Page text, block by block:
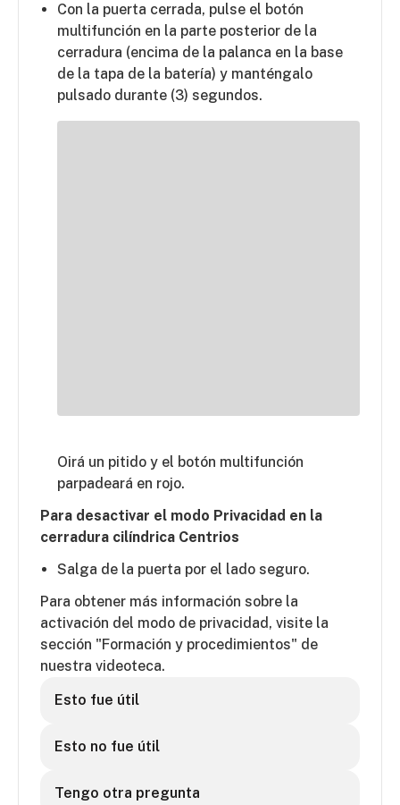
Con la puerta cerrada, pulse el botón
multifunción en la parte posterior de la
cerradura (encima de la palanca en la base
de la tapa de la batería) y manténgalo
pulsado durante (3) segundos.
Oirá un pitido y el botón multifunción
parpadeará en rojo.
Para desactivar el modo Privacidad en la
cerradura cilíndrica Centrios
Salga de la puerta por el lado seguro.
Para obtener más información sobre la
activación del modo de privacidad, visite la
sección "Formación y procedimientos" de
nuestra videoteca.
Esto fue útil
Esto no fue útil
Tengo otra pregunta